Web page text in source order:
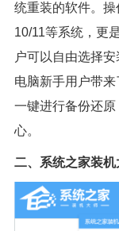
统重装的软件。
10/11等系统，更
户可以自由选择
电脑新手用户带
一键进行备份还
心。
二、系统之家装机